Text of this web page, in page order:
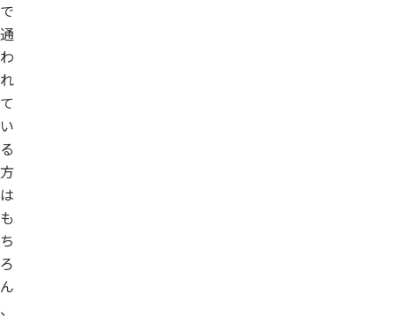
で
通
わ
れ
て
い
る
方
は
も
ち
ろ
ん
、